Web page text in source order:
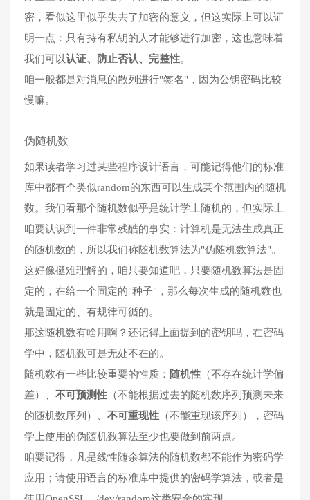
密，看似这里似乎失去了加密的意义，但这实际上可以证
明一点：只有持有私钥的人才能够进行加密，这也意味着
我们可以认证、防止否认、完整性。
咱一般都是对消息的散列进行"签名"，因为公钥密码比较
慢嘛。
伪随机数
如果读者学习过某些程序设计语言，可能记得他们的标准
库中都有个类似random的东西可以生成某个范围内的随机
数。我们看那个随机数似乎是统计学上随机的，但实际上
咱要认识到一件非常残酷的事实：计算机是无法生成真正
的随机数的，所以我们称随机数算法为"伪随机数算法"。
这好像挺难理解的，咱只要知道吧，只要随机数算法是固
定的，在给一个固定的"种子"，那么每次生成的随机数也
就是固定的、有规律可循的。
那这随机数有啥用啊？还记得上面提到的密钥吗，在密码
学中，随机数可是无处不在的。
随机数有一些比较重要的性质： 随机性 （不存在统计学偏
差）、 不可预测性 （不能根据过去的随机数序列预测未来
的随机数序列）、 不可重现性 （不能重现该序列），密码
学上使用的伪随机数算法至少也要做到前两点。
咱要记得，凡是线性随余算法的随机数都不能作为密码学
应用；请使用语言的标准库中提供的密码学算法，或者是